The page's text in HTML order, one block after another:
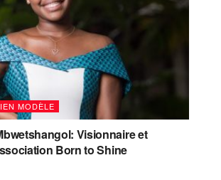
MODÈLE
Visionnaire et
Born to Shine